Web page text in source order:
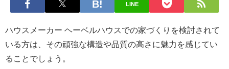
LINE
ハウスメーカー ヘーベルハウスでの家づくりを検討されて
いる方は、その頑強な構造や品質の高さに魅力を感じてい
ることでしょう。